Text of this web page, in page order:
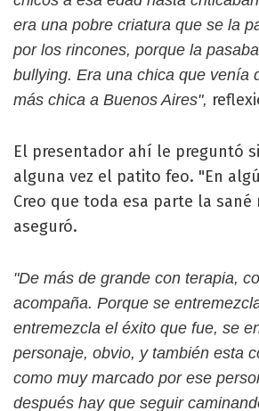
era una pobre criatura que se la
por los rincones, porque la
bullying. Era una chica que venía
más chica a Buenos Aires",
El presentador ahí le preguntó
alguna vez el patito feo. "En
Creo que toda esa parte la sané
aseguró.
"De más de grande con terapia,
acompaña. Porque se
entremezcla el éxito que fue, se
personaje, obvio, y también esta
como muy marcado por ese
después hay que seguir